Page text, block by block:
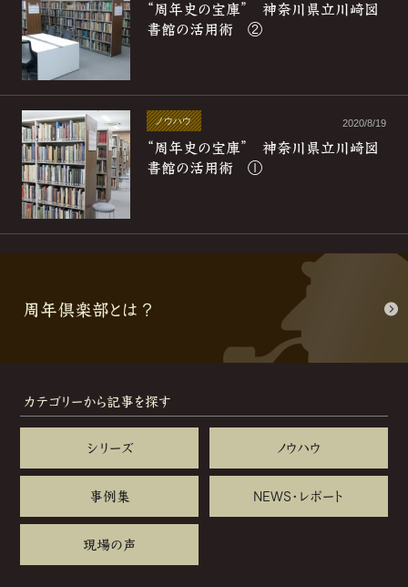
“周年史の宝庫” 神奈川県立川崎図
書館の活用術 ②
ノウハウ 2020/8/19
“周年史の宝庫” 神奈川県立川崎図
書館の活用術 ①
周年倶楽部とは？
カテゴリーから記事を探す
シリーズ ノウハウ
事例集 NEWS・レポート
現場の声